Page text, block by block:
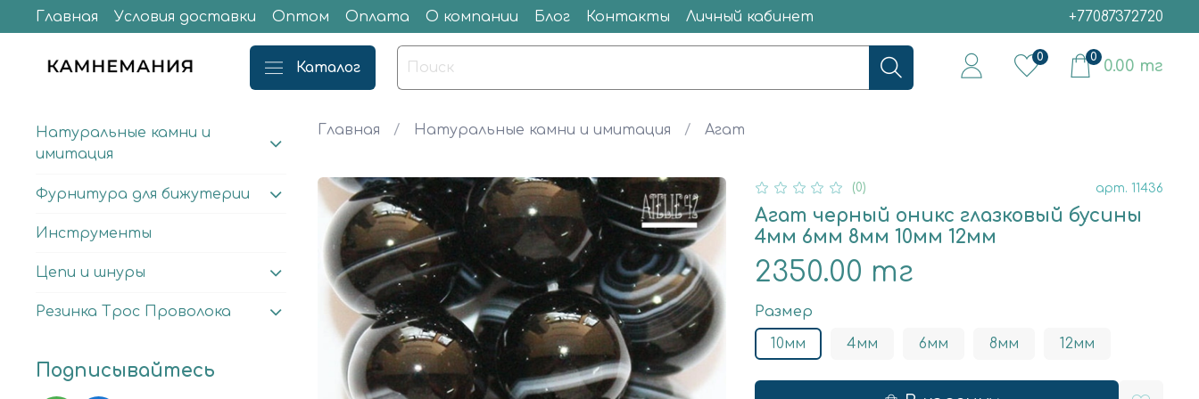
Главная Условия доставки Оптом Оплата О компании Блог Контакты Личный кабинет +77087372720
Каталог
0 0 0.00 тг
Главная Натуральные камни и имитация Агат
(0) арт. 11436
Агат черный оникс глазковый бусины
4мм 6мм 8мм 10мм 12мм
2350.00 тг
Размер
10мм
4мм 6мм 8мм 12мм
Натуральные камни и
имитация
Фурнитура для бижутерии
Инструменты
Цепи и шнуры
Резинка Трос Проволока
Подписывайтесь